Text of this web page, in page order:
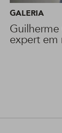
GALERIA
expert em